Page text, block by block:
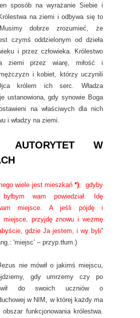
sposób na wyrażanie Siebie i
na ziemi i odbywa się to
dobrze zrozumieć, że
czymś oddzielonym od dzieła
i przez człowieka. Królestwo
ziemi przez wiarę, miłość i
i kobiet, którzy uczynili
królem ich serc. Władza
ustanowiona, gdy synowie Boga
na właściwych dla nich
i władzy na ziemi.
AUTORYTET W
wiele jest mieszkań *); gdyby
wam powiedział. Idę
miejsce. A jeśli pójdę i
miejsce, przyjdę znowu i wezmę
gdzie Ja jestem, i wy byli”
'miejsc’ – przyp.tłum.)
nie mówił o jakimś miejscu,
gdy umrzemy czy po
do swoich uczniów o
w NIM, w której każdy ma
funkcjonowania królestwa.